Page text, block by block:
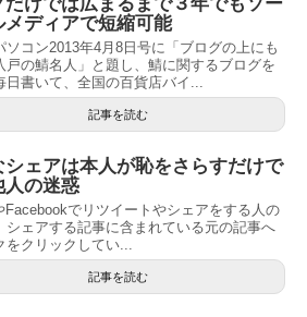
メディアで短縮可能
コン2013年4月8日号に「ブログの上にも
戸の鯖名人」と題し、鯖に関するブログを
日書いて、全国の百貨店バイ...
記事を読む
シェアは本人が恥をさらすだけで
人の迷惑
Facebookでリツイートやシェアをする人の
シェアする記事に含まれている元の記事へ
をクリックしてい...
記事を読む